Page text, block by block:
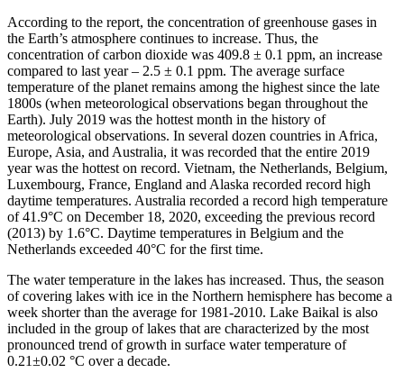
According to the report, the concentration of greenhouse gases in
the Earth’s atmosphere continues to increase. Thus, the
concentration of carbon dioxide was 409.8 ± 0.1 ppm, an increase
compared to last year – 2.5 ± 0.1 ppm. The average surface
temperature of the planet remains among the highest since the late
1800s (when meteorological observations began throughout the
Earth). July 2019 was the hottest month in the history of
meteorological observations. In several dozen countries in Africa,
Europe, Asia, and Australia, it was recorded that the entire 2019
year was the hottest on record. Vietnam, the Netherlands, Belgium,
Luxembourg, France, England and Alaska recorded record high
daytime temperatures. Australia recorded a record high temperature
of 41.9°C on December 18, 2020, exceeding the previous record
(2013) by 1.6°C. Daytime temperatures in Belgium and the
Netherlands exceeded 40°C for the first time.
The water temperature in the lakes has increased. Thus, the season
of covering lakes with ice in the Northern hemisphere has become a
week shorter than the average for 1981-2010. Lake Baikal is also
included in the group of lakes that are characterized by the most
pronounced trend of growth in surface water temperature of
0.21±0.02 °C over a decade.